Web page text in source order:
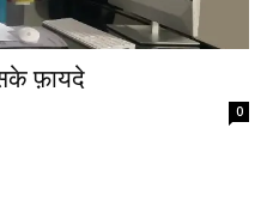
फ़ायदे
0